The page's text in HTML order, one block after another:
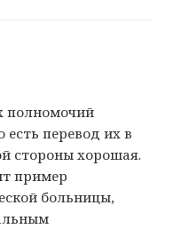
полномочий
перевод их в
стороны хорошая.
пример
больницы,